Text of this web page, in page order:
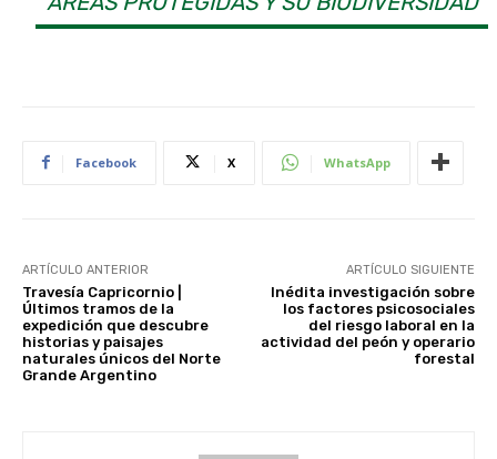
Facebook X WhatsApp
ARTÍCULO ANTERIOR
Travesía Capricornio |
Últimos tramos de la
expedición que descubre
historias y paisajes
naturales únicos del Norte
Grande Argentino
ARTÍCULO SIGUIENTE
Inédita investigación sobre
los factores psicosociales
del riesgo laboral en la
actividad del peón y operario
forestal